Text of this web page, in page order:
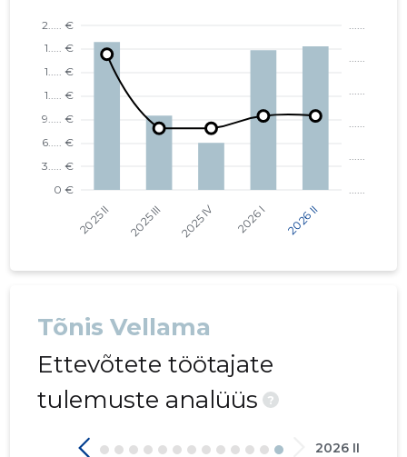
Tõnis Vellama
Ettevõtete töötajate
tulemuste analüüs
?
2026 II